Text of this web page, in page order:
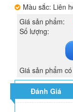
Màu sắc: Liên
Giá sản phẩm:
Số lượng:
Giá sản phẩm
Đánh Giá